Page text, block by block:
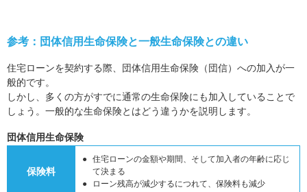
参考：団体信用生命保険と一般生命保険との違い
住宅ローンを契約する際、団体信用生命保険（団信）への加入が一
般的です。
しかし、多くの方がすでに通常の生命保険にも加入していることで
しょう。一般的な生命保険とはどう違うかを説明します。
団体信用生命保険
保険料
住宅ローンの金額や期間、そして加入者の年齢に応じ
て決まる
ローン残高が減少するにつれて、保険料も減少